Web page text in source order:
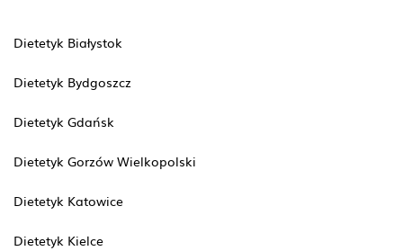
Dietetyk Białystok
Dietetyk Bydgoszcz
Dietetyk Gdańsk
Dietetyk Gorzów Wielkopolski
Dietetyk Katowice
Dietetyk Kielce